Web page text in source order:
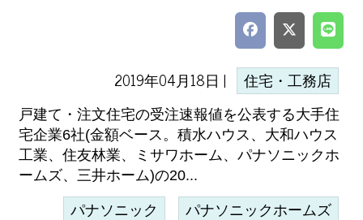
2019年04月18日 | 住宅・工務店
戸建て・注文住宅の受注速報値を公表する大手住
宅企業6社(金額ベース。積水ハウス、大和ハウス
工業、住友林業、ミサワホーム、パナソニックホ
ームズ、三井ホーム)の20...
パナソニック パナソニックホームズ